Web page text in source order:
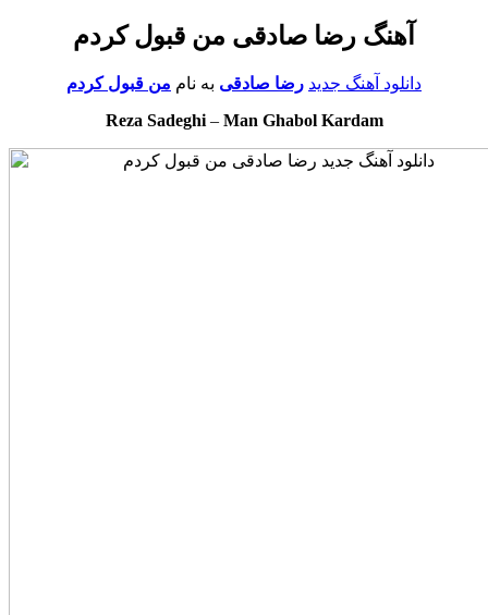
آهنگ رضا صادقی من قبول کردم
دانلود آهنگ جدید رضا صادقی به نام من قبول کردم
Reza Sadeghi– Man Ghabol Kardam